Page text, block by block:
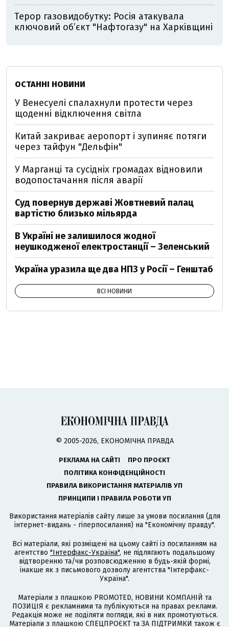
Терор газовидобутку: Росія атакувала
ключовий об’єкт "Нафтогазу" на Харківщині
ОСТАННІ НОВИНИ
У Венесуелі спалахнули протести через
щоденні відключення світла
Китай закриває аеропорт і зупиняє потяги
через тайфун "Дельфін"
У Марганці та сусідніх громадах відновили
водопостачання після аварії
Суд повернув державі Жовтневий палац
вартістю близько мільярда
В Україні не залишилося жодної
неушкодженої електростанції – Зеленський
Україна уразила ще два НПЗ у Росії – Генштаб
ВСІ НОВИНИ
© 2005-2026, ЕКОНОМІЧНА ПРАВДА
РЕКЛАМА НА САЙТІ
ПРО ПРОЄКТ
ПОЛІТИКА КОНФІДЕНЦІЙНОСТІ
ПРАВИЛА ВИКОРИСТАННЯ МАТЕРІАЛІВ УП
ПРИНЦИПИ І ПРАВИЛА РОБОТИ УП
Використання матеріалів сайту лише за умови посилання (для
інтернет-видань - гіперпосилання) на "Економічну правду".
Всі матеріали, які розміщені на цьому сайті із посиланням на
агентство "Інтерфакс-Україна", не підлягають подальшому
відтворенню та/чи розповсюдженню в будь-якій формі,
інакше як з письмового дозволу агентства "Інтерфакс-
Україна".
Матеріали з плашкою PROMOTED, НОВИНИ КОМПАНІЙ та
ПОЗИЦІЯ є рекламними та публікуються на правах реклами.
Редакція може не поділяти погляди, які в них промотуються.
Матеріали з плашкою СПЕЦПРОЄКТ та ЗА ПІДТРИМКИ також є